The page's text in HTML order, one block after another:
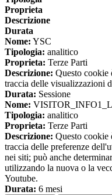
Proprieta
Descrizione
Durata
Nome: YSC
Tipologia: analitico
Proprieta: Terze Parti
Descrizione: Questo cookie
traccia delle visualizzazioni
Durata: Sessione
Nome:
Tipologia: analitico
Proprieta: Terze Parti
Descrizione: Questo cookie
traccia delle preferenze
nei siti; può anche
utilizzando la nuova o la
Youtube.
Durata: 6 mesi